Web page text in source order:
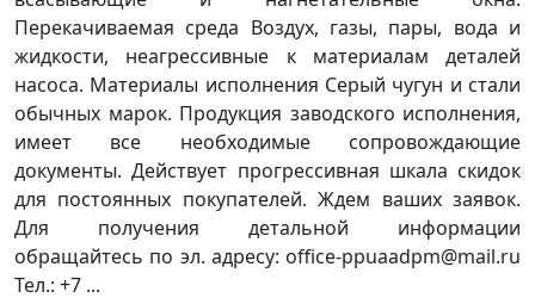
Перекачиваемая среда Воздух, газы, пары, вода и
жидкости, неагрессивные к материалам деталей
насоса. Материалы исполнения Серый чугун и стали
обычных марок. Продукция заводского исполнения,
имеет все необходимые сопровождающие
документы. Действует прогрессивная шкала скидок
для постоянных покупателей. Ждем ваших заявок.
Для получения детальной информации
обращайтесь по эл. адресу: office-ppuaadpm@mail.ru
Тел.: +7 ...